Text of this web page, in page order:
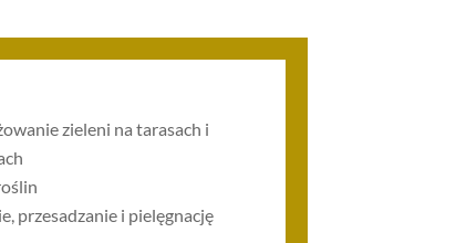
zieleni na tarasach i
przesadzanie i pielęgnację